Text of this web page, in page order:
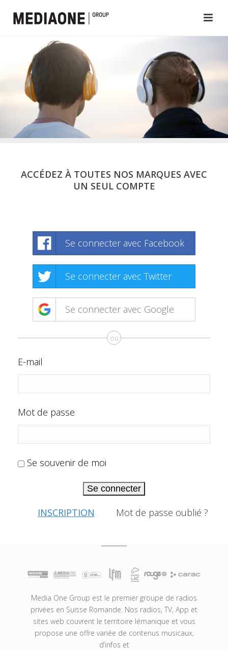
ACCÉDEZ À TOUTES NOS MARQUES AVEC
UN SEUL COMPTE
Se connecter avec Facebook
Se connecter avec Twitter
Se connecter avec Google
ou
E-mail
Mot de passe
Se souvenir de moi
Se connecter
INSCRIPTION Mot de passe oublié ?
Media One Group est le premier groupe de radios
privées en Suisse Romande. Nos radios, TV, App et
sites web couvrent le territoire lémanique et vous
propose une offre variée de contenus musicaux,
d’infos et